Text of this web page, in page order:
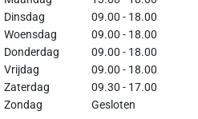
Dinsdag
09.00 - 18.00
Woensdag
09.00 - 18.00
Donderdag
09.00 - 18.00
Vrijdag
09.00 - 18.00
Zaterdag
09.30 - 17.00
Zondag
Gesloten